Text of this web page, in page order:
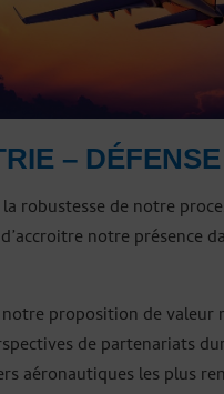
– DÉFENSE
robustesse de notre
notre présence
proposition de valeur
de partenariats
aéronautiques les plus